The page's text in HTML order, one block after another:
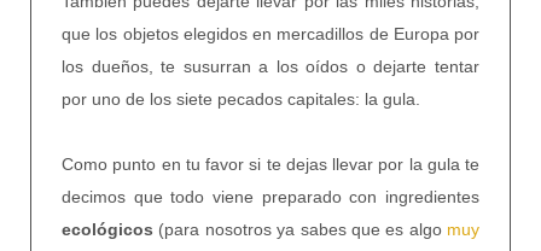
que los objetos elegidos en mercadillos de Europa por
los dueños, te susurran a los oídos o dejarte tentar
por uno de los siete pecados capitales: la gula.
Como punto en tu favor si te dejas llevar por la gula te
decimos que todo viene preparado con ingredientes
ecológicos (para nosotros ya sabes que es algo muy